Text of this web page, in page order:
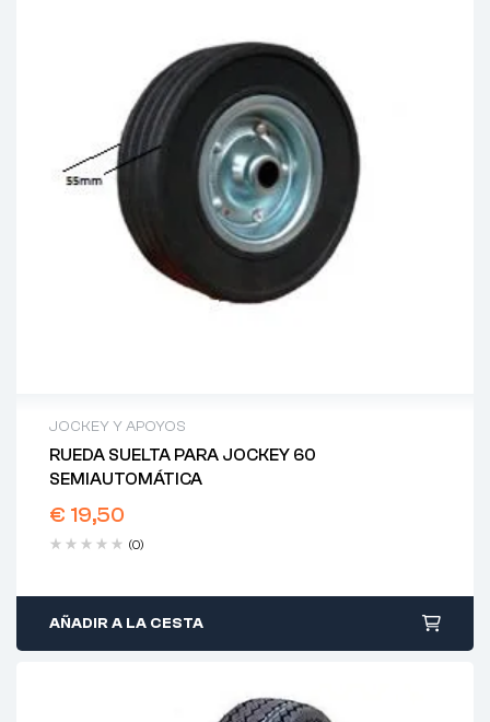
JOCKEY Y APOYOS
RUEDA SUELTA PARA JOCKEY 60
SEMIAUTOMÁTICA
€ 19,50
(0)
AÑADIR A LA CESTA